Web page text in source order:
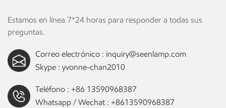
Estamos en línea 7*24 horas para responder a todas sus
preguntas.
Correo electrónico : inquiry@seenlamp.com
Skype : yvonne-chan2010
Teléfono : +86 13590968387
Whatsapp / Wechat : +8613590968387